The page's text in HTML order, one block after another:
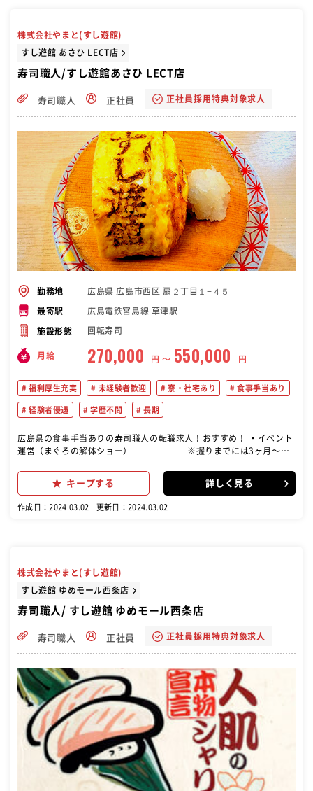
株式会社やまと(すし遊館)
すし遊館 あさひ LECT店
寿司職人/すし遊館あさひ LECT店
寿司職人 正社員 正社員採用特典対象求人
勤務地 広島県 広島市西区 扇２丁目１−４５
最寄駅 広島電鉄宮島線 草津駅
施設形態 回転寿司
月給 270,000 円 〜 550,000 円
福利厚生充実 未経験者歓迎 寮・社宅あり 食事手当あり
経験者優遇 学歴不問 長期
広島県の食事手当ありの寿司職人の転職求人！おすすめ！ ・イベント
運営（まぐろの解体ショー） ※握りまでには3ヶ月〜半
き）、みそ汁などの調理、寿司を握る ・接客…お客様のご対応や商品
の提供、テーブルの後片付け、お会計など ・開店、閉店準備…片付
キープする 詳しく見る
作成日：2024.03.02 更新日：2024.03.02
株式会社やまと(すし遊館)
すし遊館 ゆめモール西条店
寿司職人/ すし遊館 ゆめモール西条店
寿司職人 正社員 正社員採用特典対象求人